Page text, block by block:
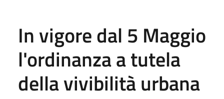
In vigore dal 5 Maggio
l'ordinanza a tutela
della vivibilità urbana